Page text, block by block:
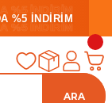
%5 İNDİRİM
%5 İNDİRİM
%5 İNDİRİM
ARA